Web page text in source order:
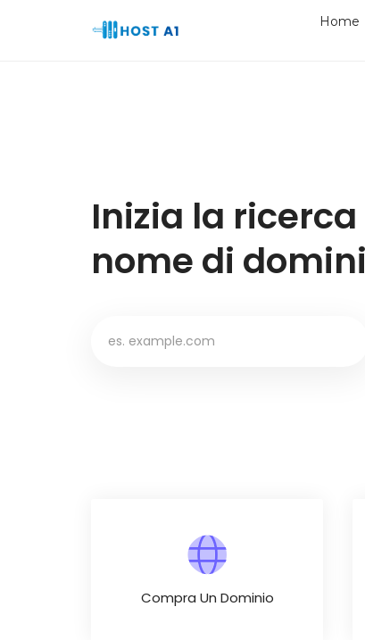
Home
Inizia la
nome di
Compra Un Dominio